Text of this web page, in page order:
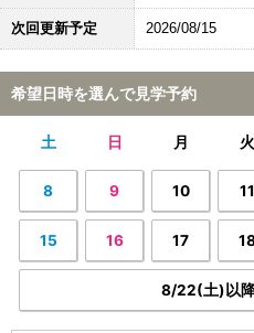
次回更新予定 2026/08/15
希望日時を選んで見学予約
土 日 月 火
8 9 10 11
15 16 17
8/22(土)以